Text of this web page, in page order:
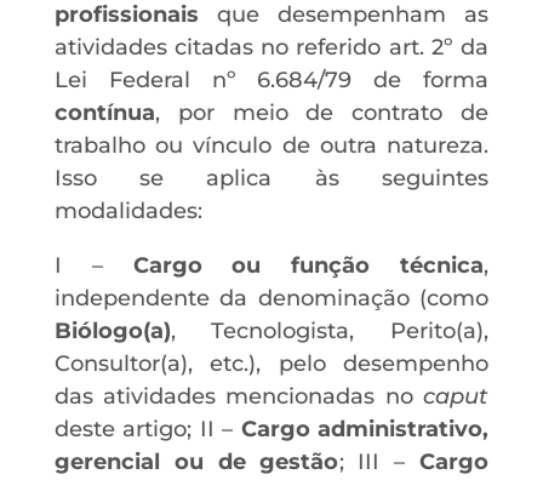
profissionais que desempenham as
atividades citadas no referido art. 2º da
Lei Federal nº 6.684/79 de forma
contínua, por meio de contrato de
trabalho ou vínculo de outra natureza.
Isso se aplica às seguintes
modalidades:
I – Cargo ou função técnica,
independente da denominação (como
Biólogo(a), Tecnologista, Perito(a),
Consultor(a), etc.), pelo desempenho
das atividades mencionadas nocaput
deste artigo; II – Cargo administrativo,
gerencial ou de gestão; III –Cargo